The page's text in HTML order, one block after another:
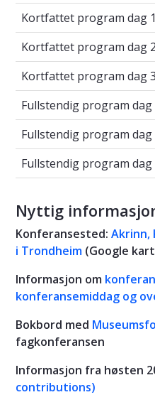
Kortfattet program
Kortfattet program dag 1
Kortfattet program
Kortfattet program dag 2
Kortfattet program
Kortfattet program dag 3
Fullstendig program
Fullstendig program dag
Fullstendig program
Fullstendig program dag
Fullstendig program
Fullstendig program dag
Nyttig
Konferansested: Akrinn,
i Trondheim (Google kart
Informasjon om
konferansemiddag og
Bokbord med
fagkonferansen
Informasjon fra høsten
contributions)